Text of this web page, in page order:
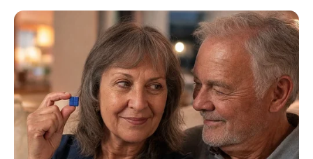
HOME
INSPIRASI
STYLE
FILM &
SERIES
NGAKAK
QUOTES
HYPE
MORE